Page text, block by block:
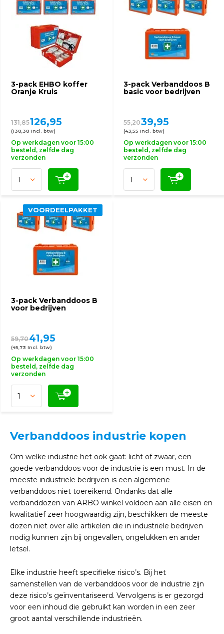
3-pack EHBO koffer
Oranje Kruis
131,85126,95
(138,38 Incl. btw)
Op werkdagen voor 15:00
besteld, zelfde dag
verzonden
3-pack Verbanddoos B
basic voor bedrijven
55,2039,95
(43,55 Incl. btw)
Op werkdagen voor 15:00
besteld, zelfde dag
verzonden
3-pack Verbanddoos B
voor bedrijven
VOORDEELPAKKET
59,7041,95
(45,73 Incl. btw)
Op werkdagen voor 15:00
besteld, zelfde dag
verzonden
Verbanddoos industrie kopen
Om welke industrie het ook gaat: licht of zwaar, een
goede verbanddoos voor de industrie is een must. In de
meeste industriële bedrijven is een algemene
verbanddoos niet toereikend. Ondanks dat alle
verbanddozen van ARBO winkel voldoen aan alle eisen en
kwalitatief zeer hoogwaardig zijn, beschikken de meeste
dozen niet over alle artikelen die in industriële bedrijven
nodig kunnen zijn bij ongevallen, ongelukken en ander
letsel.
Elke industrie heeft specifieke risico’s. Bij het
samenstellen van de verbanddoos voor de industrie zijn
deze risico’s geïnventariseerd. Vervolgens is er gezorgd
voor een inhoud die gebruikt kan worden in een zeer
groot aantal verschillende industrieën.